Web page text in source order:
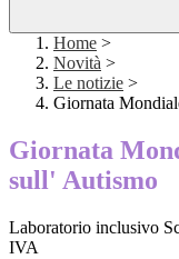
Home >
Novità >
Le notizie >
Giornata
Giornata
sull' Autismo
Laboratorio inclusivo
IVA